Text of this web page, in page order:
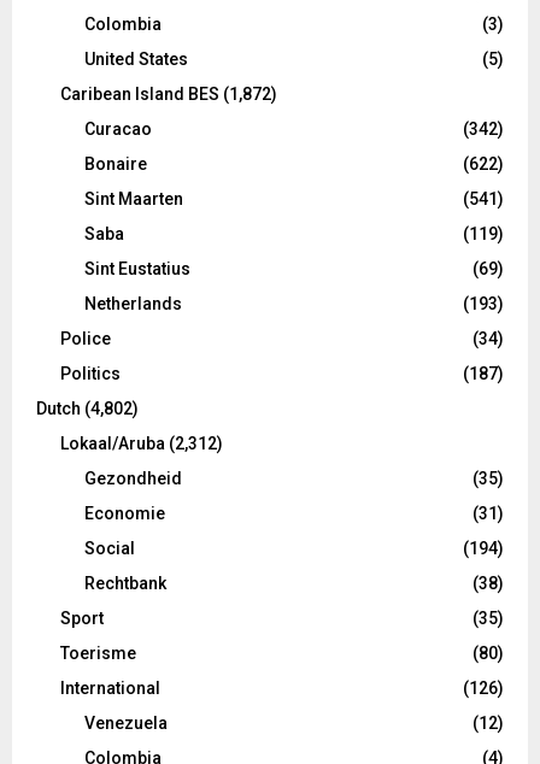
Colombia
(3)
United States
(5)
Caribean Island BES (1,872)
Curacao
(342)
Bonaire
(622)
Sint Maarten
(541)
Saba
(119)
Sint Eustatius
(69)
Netherlands
(193)
Police
(34)
Politics
(187)
Dutch (4,802)
Lokaal/Aruba (2,312)
Gezondheid
(35)
Economie
(31)
Social
(194)
Rechtbank
(38)
Sport
(35)
Toerisme
(80)
International
(126)
Venezuela
(12)
Colombia
(4)